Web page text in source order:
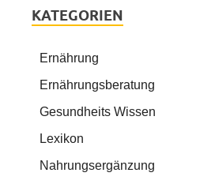
KATEGORIEN
Ernährung
Ernährungsberatung
Gesundheits Wissen
Lexikon
Nahrungsergänzung